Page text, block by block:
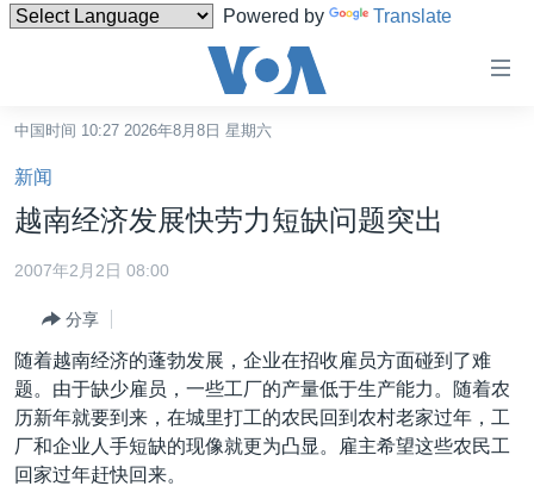
Powered by Translate
碍
链
接
跳
转
容
跳
转
到
导
中国
港澳
国际
最新国际新闻
印太
分类新闻
经济·金融·贸易
美中关系
中国时间 10:27 2026年8月8日 星期六
新闻
越南经济发展快劳力短缺问题突出
2007年2月2日 08:00
分享
随着越南经济的蓬勃发展，企业在招收雇员方面碰到了难
题。由于缺少雇员，一些工厂的产量低于生产能力。随着农
历新年就要到来，在城里打工的农民回到农村老家过年，工
厂和企业人手短缺的现像就更为凸显。雇主希望这些农民工
回家过年赶快回来。